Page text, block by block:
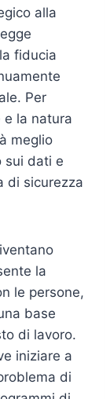
alla
fiducia
Per
e la natura
meglio
sui dati e
di sicurezza
la
le persone,
base
di lavoro.
iniziare a
di